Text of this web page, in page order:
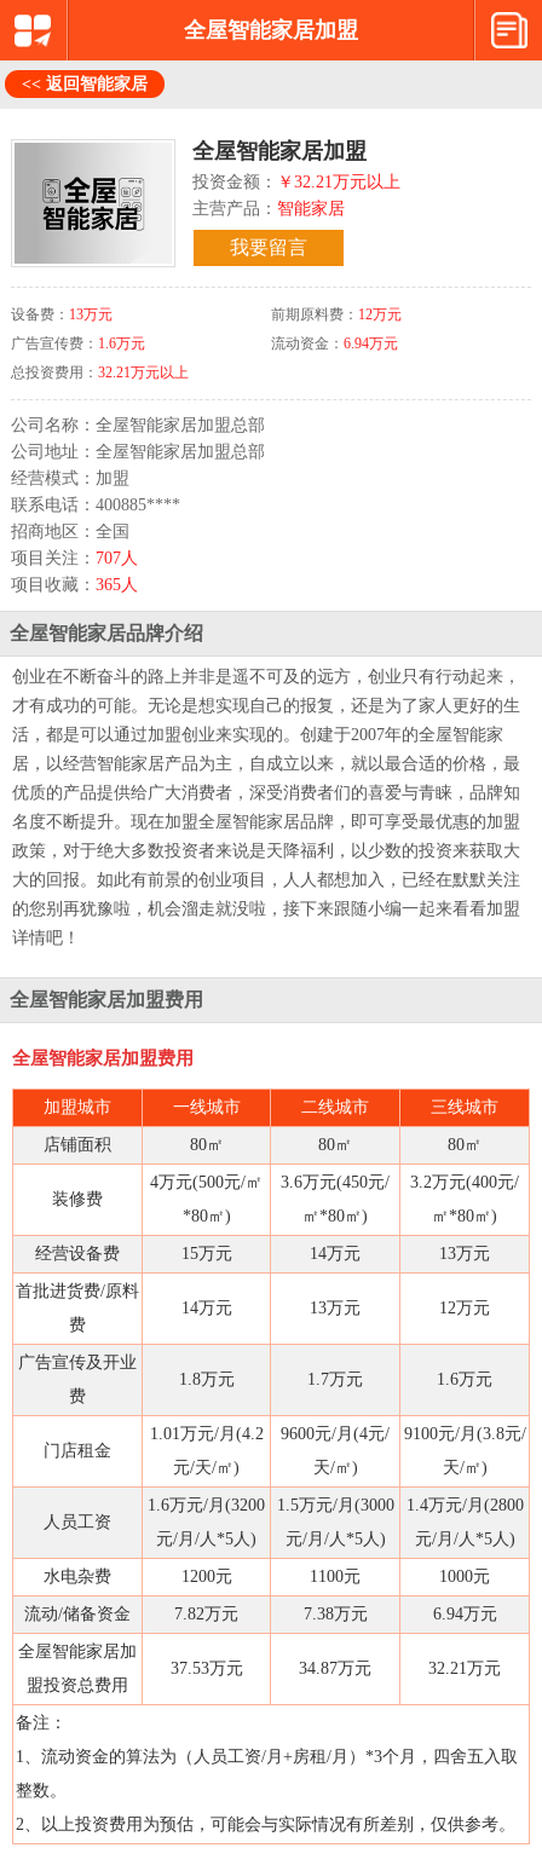
全屋智能家居加盟
<< 返回智能家居
全屋智能家居加盟
投资金额： ￥32.21万元以上
主营产品： 智能家居
我要留言
设备费： 13万元 前期原料费： 12万元
广告宣传费： 1.6万元 流动资金： 6.94万元
总投资费用： 32.21万元以上
公司名称：全屋智能家居加盟总部
公司地址：全屋智能家居加盟总部
经营模式：加盟
联系电话：400885****
招商地区：全国
项目关注： 707人
项目收藏： 365人
全屋智能家居品牌介绍
创业在不断奋斗的路上并非是遥不可及的远方，创业只有行动起来，
才有成功的可能。无论是想实现自己的报复，还是为了家人更好的生
活，都是可以通过加盟创业来实现的。创建于2007年的全屋智能家
居，以经营智能家居产品为主，自成立以来，就以最合适的价格，最
优质的产品提供给广大消费者，深受消费者们的喜爱与青睐，品牌知
名度不断提升。现在加盟全屋智能家居品牌，即可享受最优惠的加盟
政策，对于绝大多数投资者来说是天降福利，以少数的投资来获取大
大的回报。如此有前景的创业项目，人人都想加入，已经在默默关注
的您别再犹豫啦，机会溜走就没啦，接下来跟随小编一起来看看加盟
详情吧！
全屋智能家居加盟费用
全屋智能家居加盟费用
加盟城市 一线城市 二线城市 三线城市
店铺面积 80㎡ 80㎡ 80㎡
装修费
4万元(500元/㎡
*80㎡)
3.6万元(450元/
㎡*80㎡)
3.2万元(400元/
㎡*80㎡)
经营设备费 15万元 14万元 13万元
首批进货费/原料
费
14万元 13万元 12万元
广告宣传及开业
费
1.8万元 1.7万元 1.6万元
门店租金
1.01万元/月(4.2
元/天/㎡)
9600元/月(4元/
天/㎡)
9100元/月(3.8元/
天/㎡)
人员工资
1.6万元/月(3200
元/月/人*5人)
1.5万元/月(3000
元/月/人*5人)
1.4万元/月(2800
元/月/人*5人)
水电杂费 1200元 1100元 1000元
流动/储备资金 7.82万元 7.38万元 6.94万元
全屋智能家居加
盟投资总费用
37.53万元 34.87万元 32.21万元
备注：
1、流动资金的算法为（人员工资/月+房租/月）*3个月，四舍五入取
整数。
2、以上投资费用为预估，可能会与实际情况有所差别，仅供参考。